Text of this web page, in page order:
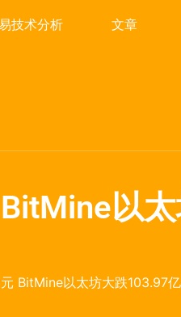
技术分析 文章
以
BitMine以太坊大跌103.97